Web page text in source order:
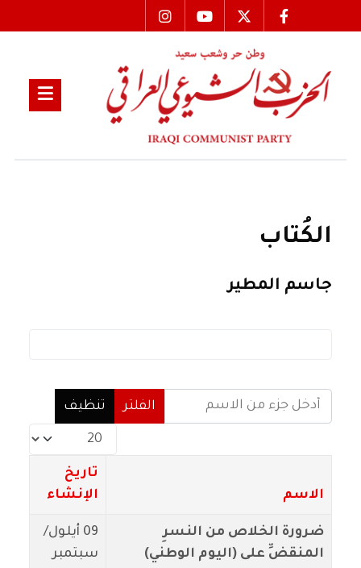
الكُتاب
جاسم المطير
أدخل جزء من الاسم
الفلتر
تنظيف
عدد الإظهارات:
الاسم
تاريخ
الإنشاء
ضرورة الخلاص من النسرِ
المنقضِّ على (اليوم الوطني)
09 أيلول/
سبتمبر